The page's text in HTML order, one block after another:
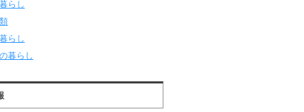
らし
らし
暮らし